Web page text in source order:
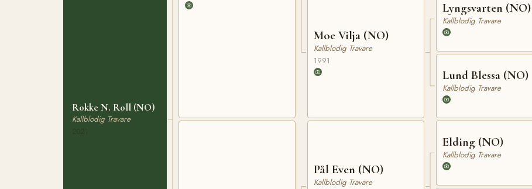
Rokke N. Roll (NO)
Kallblodig Travare
Moe Vilja (NO)
Kallblodig Travare
1991
Pål Even (NO)
Kallblodig Travare
Lyngsvarten (NO)
Kallblodig Travare
Lund Blessa (NO)
Kallblodig Travare
Elding (NO)
Kallblodig Travare